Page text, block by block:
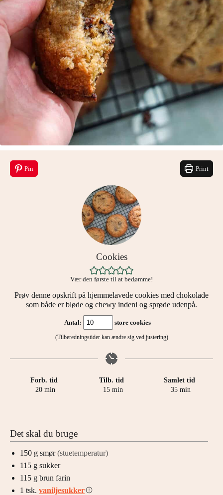
Pin Print
Cookies
Vær den første til at bedømme!
Prøv denne opskrift på hjemmelavede cookies med chokolade
som både er bløde og chewy indeni og sprøde udenpå.
Antal: store cookies
(Tilberedningstider kan ændre sig ved justering)
Forb. tid
20minutter
min
Tilb. tid
15minutter
min
Samlet tid
35minutter
min
Det skal du bruge
150 g smør (stuetemperatur)
115 g sukker
115 g brun farin
1 tsk. vaniljesukker